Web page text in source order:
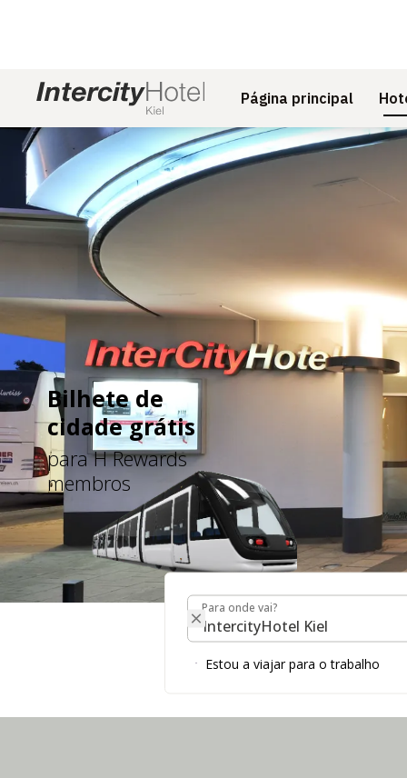
Página principal
Diapositivo 1 de 1
INTERCITYHOTEL
Bilhete de
cidade grátis
para H Rewards
membros
Para onde vai?
Para onde vai?
Estou a viajar para o trabalho